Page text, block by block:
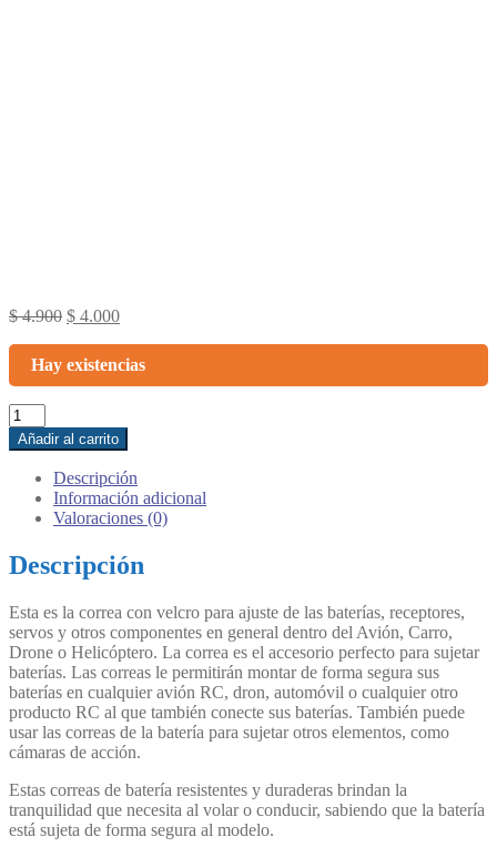
$4.900 Original
was:
$ 4.900.
$ 4.000Current
is:
$ 4.000.
Hay existencias
Correa
velcro
30
Verde
:
cantidad
Añadir al carrito
Descripción
Información adicional
Valoraciones (0)
Descripción
Esta es la correa con velcro para ajuste de las baterías, receptores,
servos y otros componentes en general dentro del Avión, Carro,
Drone o Helicóptero. La correa es el accesorio perfecto para sujetar
baterías. Las correas le permitirán montar de forma segura sus
baterías en cualquier avión RC, dron, automóvil o cualquier otro
producto RC al que también conecte sus baterías. También puede
usar las correas de la batería para sujetar otros elementos, como
cámaras de acción.
Estas correas de batería resistentes y duraderas brindan la
tranquilidad que necesita al volar o conducir, sabiendo que la batería
está sujeta de forma segura al modelo.